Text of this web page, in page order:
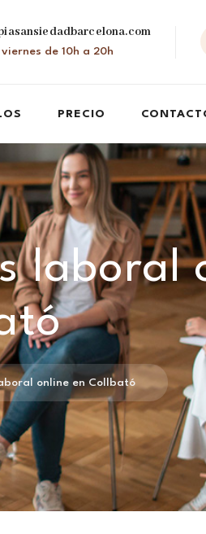
viernes de 10h a 20h
PRECIO
laboral
online en Collbató